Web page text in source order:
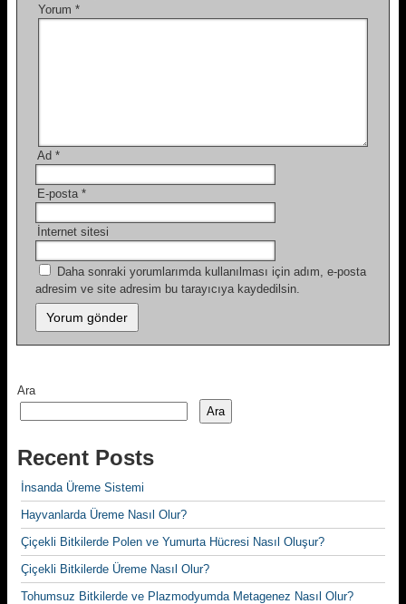
Yorum *
Ad *
E-posta *
İnternet sitesi
Daha sonraki yorumlarımda kullanılması için adım, e-posta
adresim ve site adresim bu tarayıcıya kaydedilsin.
Ara
Ara
Recent Posts
İnsanda Üreme Sistemi
Hayvanlarda Üreme Nasıl Olur?
Çiçekli Bitkilerde Polen ve Yumurta Hücresi Nasıl Oluşur?
Çiçekli Bitkilerde Üreme Nasıl Olur?
Tohumsuz Bitkilerde ve Plazmodyumda Metagenez Nasıl Olur?